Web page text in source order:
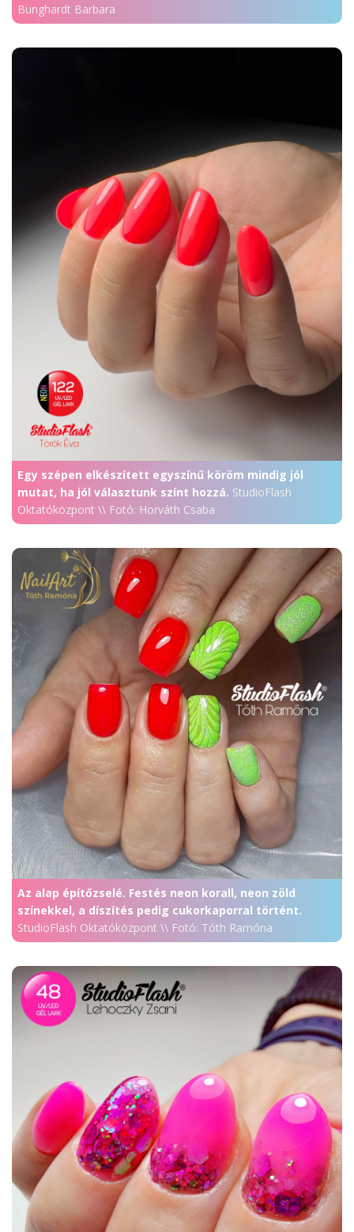
Bunghardt Barbara
Egy szépen elkészített egyszínű köröm mindig jól
mutat, ha jól választunk színt hozzá. StudioFlash
Oktatóközpont \\ Fotó: Horváth Csaba
Az alap építőzselé. Festés neon korall, neon zöld
színekkel, a díszítés pedig cukorkaporral történt.
StudioFlash Oktatóközpont \\ Fotó: Tóth Ramóna